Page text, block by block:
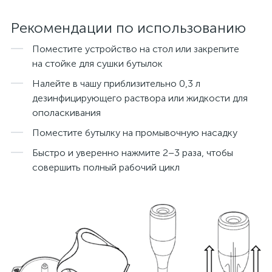
Рекомендации по использованию
Поместите устройство на стол или закрепите
на стойке для сушки бутылок
Налейте в чашу приблизительно 0,3 л
дезинфицирующего раствора или жидкости для
ополаскивания
Поместите бутылку на промывочную насадку
Быстро и уверенно нажмите 2–3 раза, чтобы
совершить полный рабочий цикл